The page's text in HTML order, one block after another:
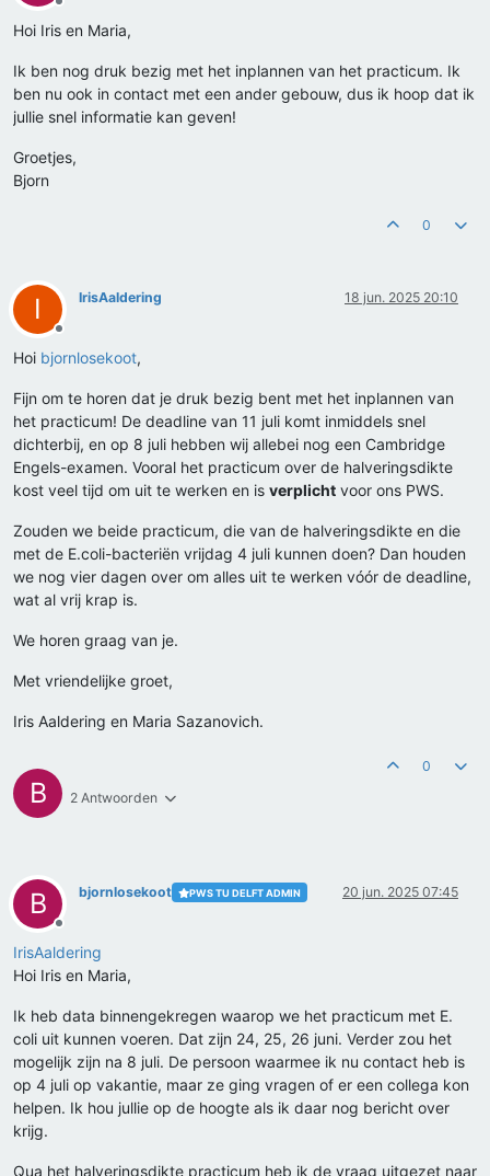
Offline
Hoi Iris en Maria,
Ik ben nog druk bezig met het inplannen van het practicum. Ik
ben nu ook in contact met een ander gebouw, dus ik hoop dat ik
jullie snel informatie kan geven!
Groetjes,
Bjorn
0
I
Offline
IrisAaldering 18 jun. 2025 20:10
Hoi bjornlosekoot,
Fijn om te horen dat je druk bezig bent met het inplannen van
het practicum! De deadline van 11 juli komt inmiddels snel
dichterbij, en op 8 juli hebben wij allebei nog een Cambridge
Engels-examen. Vooral het practicum over de halveringsdikte
kost veel tijd om uit te werken en is verplicht voor ons PWS.
Zouden we beide practicum, die van de halveringsdikte en die
met de E.coli-bacteriën vrijdag 4 juli kunnen doen? Dan houden
we nog vier dagen over om alles uit te werken vóór de deadline,
wat al vrij krap is.
We horen graag van je.
Met vriendelijke groet,
Iris Aaldering en Maria Sazanovich.
B 2 Antwoorden
0
B
Offline
bjornlosekoot PWS TU DELFT ADMIN 20 jun. 2025 07:45
IrisAaldering
Hoi Iris en Maria,
Ik heb data binnengekregen waarop we het practicum met E.
coli uit kunnen voeren. Dat zijn 24, 25, 26 juni. Verder zou het
mogelijk zijn na 8 juli. De persoon waarmee ik nu contact heb is
op 4 juli op vakantie, maar ze ging vragen of er een collega kon
helpen. Ik hou jullie op de hoogte als ik daar nog bericht over
krijg.
Qua het halveringsdikte practicum heb ik de vraag uitgezet naar